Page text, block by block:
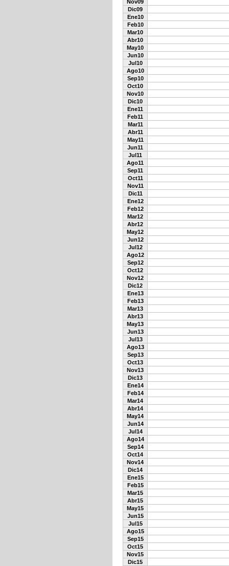
Nov09
Dic09
Ene10
Feb10
Mar10
Abr10
May10
Jun10
Jul10
Ago10
Sep10
Oct10
Nov10
Dic10
Ene11
Feb11
Mar11
Abr11
May11
Jun11
Jul11
Ago11
Sep11
Oct11
Nov11
Dic11
Ene12
Feb12
Mar12
Abr12
May12
Jun12
Jul12
Ago12
Sep12
Oct12
Nov12
Dic12
Ene13
Feb13
Mar13
Abr13
May13
Jun13
Jul13
Ago13
Sep13
Oct13
Nov13
Dic13
Ene14
Feb14
Mar14
Abr14
May14
Jun14
Jul14
Ago14
Sep14
Oct14
Nov14
Dic14
Ene15
Feb15
Mar15
Abr15
May15
Jun15
Jul15
Ago15
Sep15
Oct15
Nov15
Dic15